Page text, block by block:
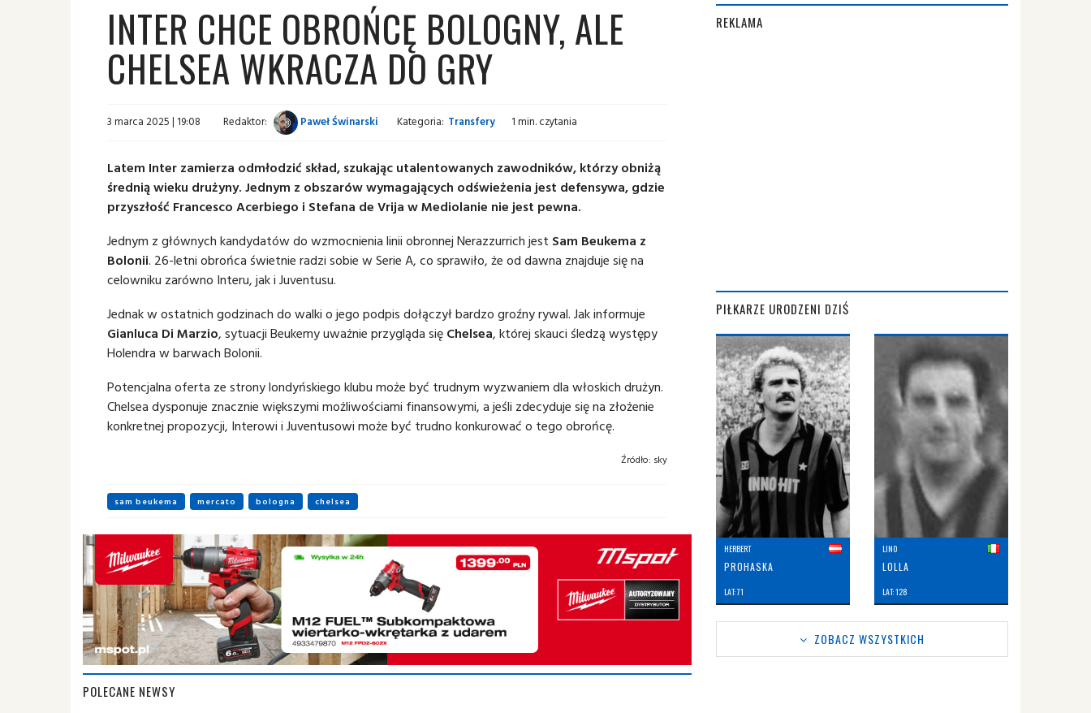
INTER CHCE OBROŃCĘ BOLOGNY, ALE
CHELSEA WKRACZA DO GRY
3 marca 2025 | 19:08 Redaktor: Paweł Świnarski Kategoria: Transfery 1 min. czytania
Latem Inter zamierza odmłodzić skład, szukając utalentowanych zawodników, którzy obniżą
średnią wieku drużyny. Jednym z obszarów wymagających odświeżenia jest defensywa, gdzie
przyszłość Francesco Acerbiego i Stefana de Vrija w Mediolanie nie jest pewna.
Jednym z głównych kandydatów do wzmocnienia linii obronnej Nerazzurrich jest Sam Beukema z
Bolonii. 26-letni obrońca świetnie radzi sobie w Serie A, co sprawiło, że od dawna znajduje się na
celowniku zarówno Interu, jak i Juventusu.
Jednak w ostatnich godzinach do walki o jego podpis dołączył bardzo groźny rywal. Jak informuje
Gianluca Di Marzio, sytuacji Beukemy uważnie przygląda się Chelsea, której skauci śledzą występy
Holendra w barwach Bolonii.
Potencjalna oferta ze strony londyńskiego klubu może być trudnym wyzwaniem dla włoskich drużyn.
Chelsea dysponuje znacznie większymi możliwościami finansowymi, a jeśli zdecyduje się na złożenie
konkretnej propozycji, Interowi i Juventusowi może być trudno konkurować o tego obrońcę.
Źródło: sky
sam beukema mercato bologna chelsea
POLECANE NEWSY
REKLAMA
PIŁKARZE URODZENI DZIŚ
HERBERT
PROHASKA
LAT: 71
LINO
LOLLA
LAT: 128
ZOBACZ WSZYSTKICH